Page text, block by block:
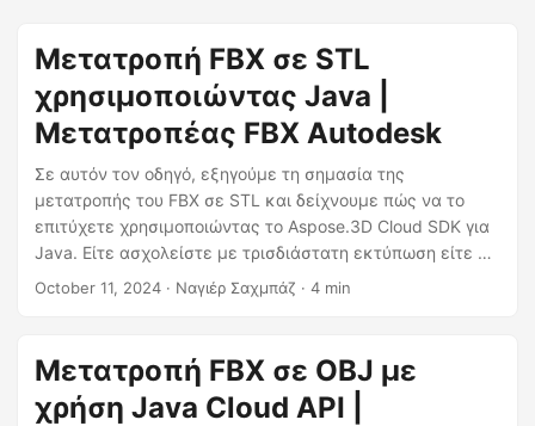
Μετατροπή FBX σε STL
χρησιμοποιώντας Java |
Μετατροπέας FBX Autodesk
Σε αυτόν τον οδηγό, εξηγούμε τη σημασία της
μετατροπής του FBX σε STL και δείχνουμε πώς να το
επιτύχετε χρησιμοποιώντας το Aspose.3D Cloud SDK για
Java. Είτε ασχολείστε με τρισδιάστατη εκτύπωση είτε με
οπτικοποίηση μοντέλων, η μετατροπή του FBX σε STL
STL. Μάθετε τη διαδικασία βήμα προς βήμα για
αποτελεσματική μετατροπή FBX σε STL.
October 11, 2024 · Ναγιέρ Σαχμπάζ · 4 min
Μετατροπή FBX σε OBJ με
χρήση Java Cloud API |